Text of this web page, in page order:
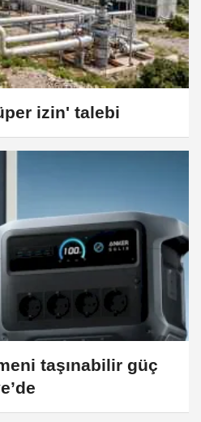
izin' talebi
taşınabilir güç